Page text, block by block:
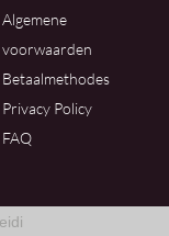
Algemene
voorwaarden
Betaalmethodes
Privacy Policy
FAQ